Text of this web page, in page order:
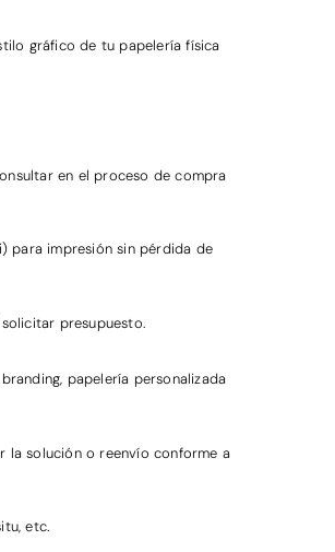
gráfico de tu papelería física
en el proceso de compra
para impresión sin pérdida de
presupuesto.
papelería personalizada
la solución o reenvío conforme a
etc.